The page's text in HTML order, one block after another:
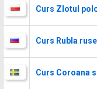
Curs Zlotul
Curs Rubla
Curs Coroana